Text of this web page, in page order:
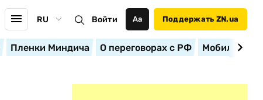
RU Войти Аа Поддержать ZN.ua
Пленки Миндича О переговорах с РФ